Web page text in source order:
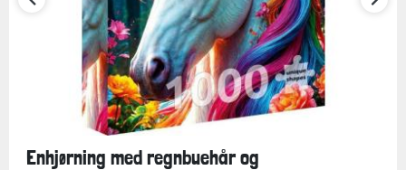
Enhjørning med regnbuehår og